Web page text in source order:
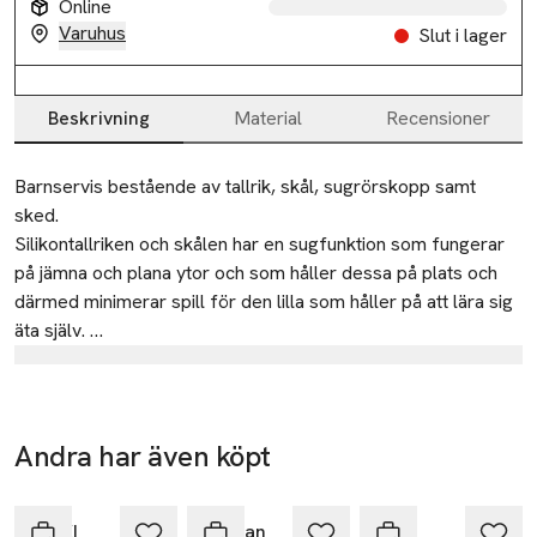
Online
Varuhus
Slut i lager
Beskrivning Material Recensioner
Beskrivning
Barnservis bestående av tallrik, skål, sugrörskopp samt
sked.
Silikontallriken och skålen har en sugfunktion som fungerar
på jämna och plana ytor och som håller dessa på plats och
därmed minimerar spill för den lilla som håller på att lära sig
äta själv.
bara torka av servicen med lite hett vatten.
BOX 24026
104 50 Stockholm
Andra har även köpt
-20%